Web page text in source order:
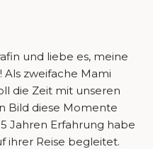
und liebe es, meine
Als zweifache Mami
die Zeit mit unseren
Bild diese Momente
Jahren Erfahrung habe
ihrer Reise begleitet.